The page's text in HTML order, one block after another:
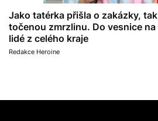
Jako tatérka přišla o zakázky,
točenou zmrzlinu. Do vesnice
lidé z celého kraje
Redakce Heroine